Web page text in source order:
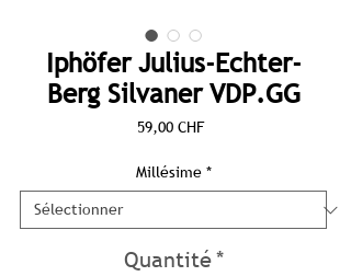
Iphöfer Julius-Echter-
Berg Silvaner VDP.GG
59,00 CHFPrix
Millésime *
Quantité*